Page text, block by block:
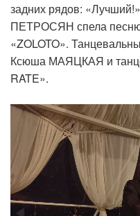
задних рядов:
ПЕТРОСЯН спела
«ZOLOTO».
Ксюша МАЯЦКАЯ и
RATE».